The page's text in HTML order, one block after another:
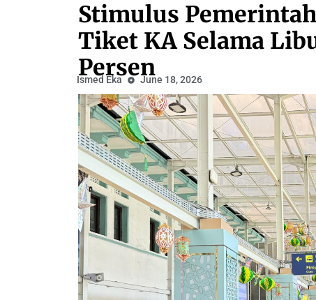
Stimulus
Tiket KA Selama
Persen
Ismed Eka June 18, 2026